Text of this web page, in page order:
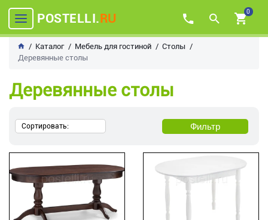
POSTELLI.RU 0
Каталог Мебель для гостиной
Столы
Деревянные столы
Деревянные столы
Сортировать: Фильтр